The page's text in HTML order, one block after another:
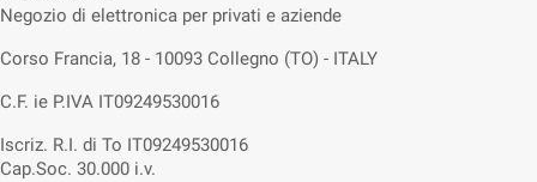
Negozio di elettronica per privati e aziende
Corso Francia, 18 - 10093 Collegno (TO) - ITALY
C.F. ie P.IVA IT09249530016
Iscriz. R.I. di To IT09249530016
Cap.Soc. 30.000 i.v.